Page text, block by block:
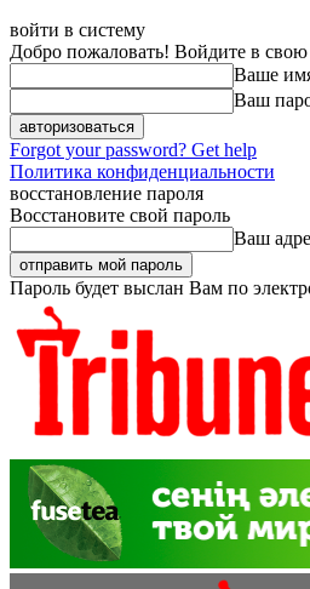
войти в систему
Добро пожаловать! Войдите в
Ваше
Ваш
Forgot your password? Get help
Политика конфиденциальности
восстановление пароля
Восстановите свой пароль
Ваш
Пароль будет выслан Вам по